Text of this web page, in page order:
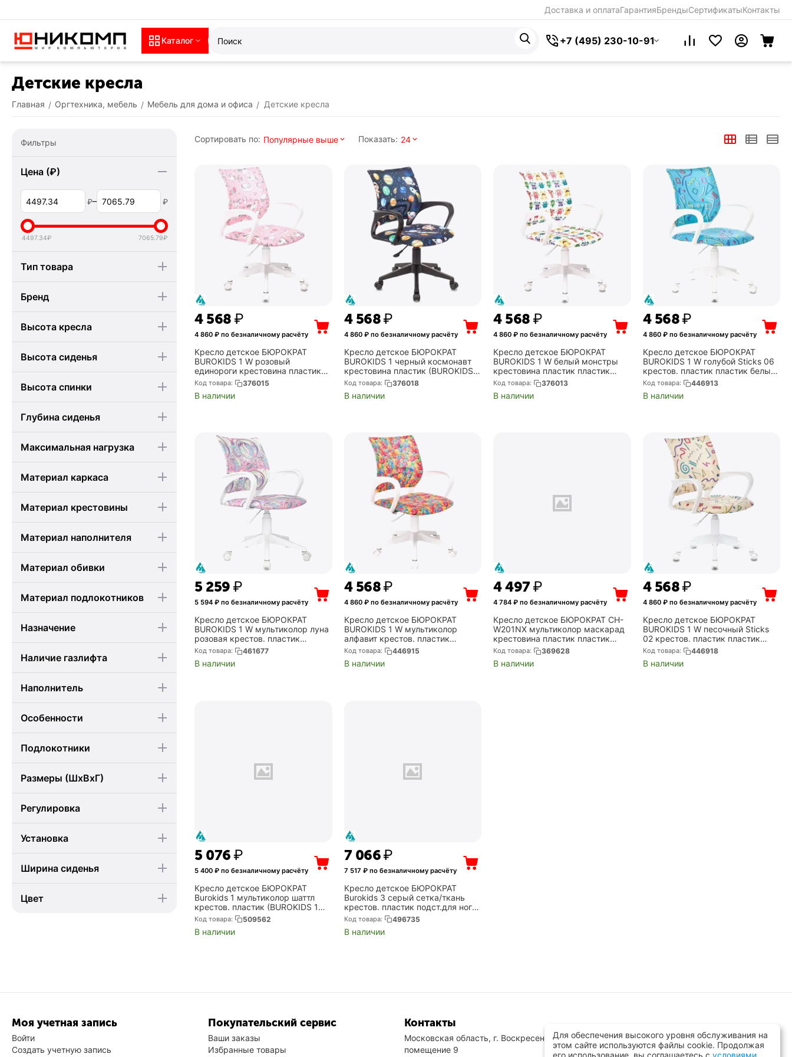
Доставка и оплатаГарантияБрендыСертификатыКонтакты
Каталог +7 (495) 230-10-91
Детские кресла
Главная / Оргтехника, мебель / Мебель для дома и офиса / Детские кресла
Сортировать по: Популярные выше Показать: 24
4 568₽
4 860 ₽ по безналичному расчёту
Кресло детское БЮРОКРАТ
BUROKIDS 1 W розовый
единороги крестовина пластик
пластик белый (BUROKIDS 1 W-
UNICORN)
Код товара: 376015
В наличии
4 568₽
4 860₽ по безналичному расчёту
Кресло детское БЮРОКРАТ
BUROKIDS 1 черный космонавт
крестовина пластик (BUROKIDS 1
SPACEMAN)
Код товара: 376018
В наличии
4 568₽
4 860 ₽ по безналичному расчёту
Кресло детское БЮРОКРАТ
BUROKIDS 1 W белый монстры
крестовина пластик пластик
белый (BUROKIDS 1 W-MONSTER)
Код товара: 376013
В наличии
4 568₽
4 860₽ по безналичному расчёту
Кресло детское БЮРОКРАТ
BUROKIDS 1 W голубой Sticks 06
крестов. пластик пластик белый
(BUROKIDS 1 W-STICKBL)
Код товара: 446913
В наличии
5 259₽
5 594 ₽ по безналичному расчёту
Кресло детское БЮРОКРАТ
BUROKIDS 1 W мультиколор луна
розовая крестов. пластик
пластик белый (BUROKIDS 1 W-
MOON_PK)
Код товара: 461677
В наличии
4 568₽
4 860₽ по безналичному расчёту
Кресло детское БЮРОКРАТ
BUROKIDS 1 W мультиколор
алфавит крестов. пластик
пластик белый (BUROKIDS 1 W-
ALPHAB)
Код товара: 446915
В наличии
4 497₽
4 784 ₽ по безналичному расчёту
Кресло детское БЮРОКРАТ CH-
W201NX мультиколор маскарад
крестовина пластик пластик
белый (CH-W201NX/MASKARAD)
Код товара: 369628
В наличии
4 568₽
4 860₽ по безналичному расчёту
Кресло детское БЮРОКРАТ
BUROKIDS 1 W песочный Sticks
02 крестов. пластик пластик
белый (BUROKIDS 1 W-STICKBG)
Код товара: 446918
В наличии
5 076₽
5 400 ₽ по безналичному расчёту
Кресло детское БЮРОКРАТ
Burokids 1 мультиколор шаттл
крестов. пластик (BUROKIDS 1
SHUTTLE)
Код товара: 509562
В наличии
7 066₽
7 517 ₽ по безналичному расчёту
Кресло детское БЮРОКРАТ
Burokids 3 серый сетка/ткань
крестов. пластик подст.для ног
пластик белый (BUROKIDS 3
GREY)
Код товара: 496735
В наличии
Фильтры
Цена (₽)
₽– ₽
4497.34₽ 7065.79₽
Тип товара
Бренд
Высота кресла
Высота сиденья
Высота спинки
Глубина сиденья
Максимальная нагрузка
Материал каркаса
Материал крестовины
Материал наполнителя
Материал обивки
Материал подлокотников
Назначение
Наличие газлифта
Наполнитель
Особенности
Подлокотники
Размеры (ШхВхГ)
Регулировка
Установка
Ширина сиденья
Цвет
Моя учетная запись
Войти
Создать учетную запись
Покупательский сервис
Ваши заказы
Избранные товары
Контакты
Московская область, г. Воскресенск, ул.Заводская д.8 стр.1
помещение 9
Для обеспечения высокого уровня обслуживания на
этом сайте используются файлы cookie. Продолжая
его использование, вы соглашаетесь с условиями